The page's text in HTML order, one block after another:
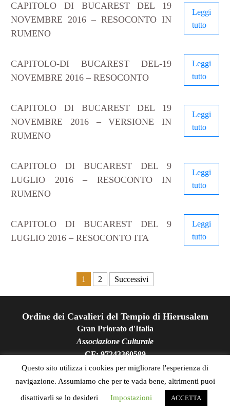
CAPITOLO DI BUCAREST DEL 19
NOVEMBRE 2016 – RESOCONTO IN
RUMENO
Leggi
tutto
CAPITOLO-DI BUCAREST DEL-19
NOVEMBRE 2016 – RESOCONTO
Leggi
tutto
CAPITOLO DI BUCAREST DEL 19
NOVEMBRE 2016 – VERSIONE IN
RUMENO
Leggi
tutto
CAPITOLO DI BUCAREST DEL 9
LUGLIO 2016 – RESOCONTO IN
RUMENO
Leggi
tutto
CAPITOLO DI BUCAREST DEL 9
LUGLIO 2016 – RESOCONTO ITA
Leggi
tutto
Paginazione degli articoli
1 2 Successivi
Ordine dei Cavalieri del Tempio di Hierusalem
Gran Priorato d'Italia
Associazione Culturale
CF: 97243360589
Viale Etiopia, 12 - 00199 Roma - Tel. +39 06/86329939
Web:www.osmth.itE-mail: osmthitalia@gmail.com
Questo sito utilizza i cookies per migliorare l'esperienza di
navigazione. Assumiamo che per te vada bene, altrimenti puoi
disattivarli se lo desideri
Impostazioni ACCETTA